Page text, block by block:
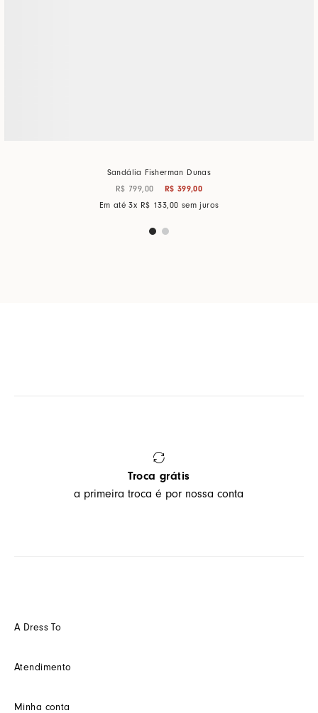
Sandália Fisherman Dunas
R$ 799,00 R$ 399,00
Em até3x R$ 133,00 sem juros
Troca grátis
a primeira troca é por nossa conta
A Dress To
Futuro
Seja um(a) cliente multimarca
Atendimento
Minha conta